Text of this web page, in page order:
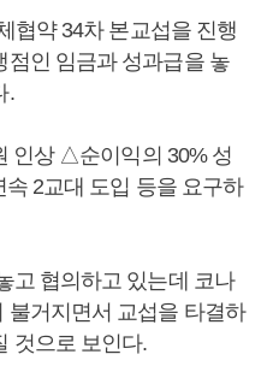
협약 34차 본교섭을 진행
점인 임금과 성과급을 놓
.
인상 △순이익의 30% 성
2교대 도입 등을 요구하
고 협의하고 있는데 코나
거지면서 교섭을 타결하
것으로 보인다.